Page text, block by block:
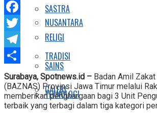
SASTRA
RELIGI
SAINS
TEKNOLOGI
NUSANTARA
TRADISI
GALERI
WhatsApp
Facebook
Twitter
Telegram
Share
Surabaya, Spotnews.id – Badan Amil
(BAZNAS) Provinsi Jawa Timur melalui
memberikan penghargaan bagi 3 Unit
terbaik yang terbagi dalam tiga kategori